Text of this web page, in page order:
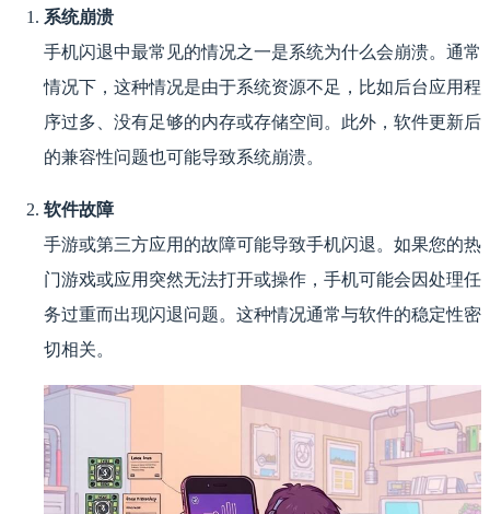
系统崩溃
手机闪退中最常见的情况之一是系统为什么会崩溃。通常
情况下，这种情况是由于系统资源不足，比如后台应用程
序过多、没有足够的内存或存储空间。此外，软件更新后
的兼容性问题也可能导致系统崩溃。
软件故障
手游或第三方应用的故障可能导致手机闪退。如果您的热
门游戏或应用突然无法打开或操作，手机可能会因处理任
务过重而出现闪退问题。这种情况通常与软件的稳定性密
切相关。